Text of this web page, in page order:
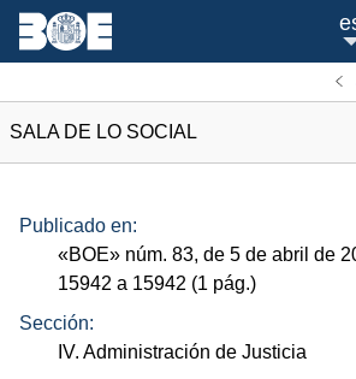
SALA DE LO SOCIAL
Publicado en:
«BOE» núm. 83, de 5 de abril de
15942 a 15942 (1 pág.)
Sección:
IV. Administración de Justicia